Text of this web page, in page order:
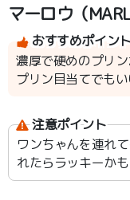
マーロウ（
おすすめポイント
濃厚で硬めのプリン
プリン目当てでもい
注意ポイント
ワンちゃんを連れ
れたらラッキーかも